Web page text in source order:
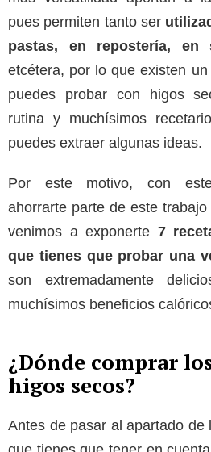
pues permiten tanto ser
pastas, en repostería, en
etcétera, por lo que existen
puedes probar con higos
rutina y muchísimos
puedes extraer algunas ideas.
Por este motivo, con
ahorrarte parte de este
venimos a exponerte 7
que tienes que probar una
son extremadamente
muchísimos beneficios
¿Dónde comprar
higos secos?
Antes de pasar al apartado de